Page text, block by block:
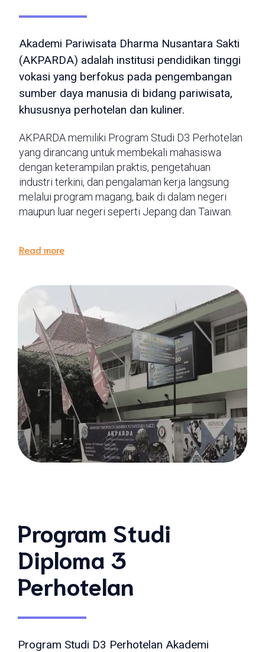
Akademi Pariwisata Dharma Nusantara Sakti
(AKPARDA) adalah institusi pendidikan tinggi
vokasi yang berfokus pada pengembangan
sumber daya manusia di bidang pariwisata,
khususnya perhotelan dan kuliner.
AKPARDA memiliki Program Studi D3 Perhotelan
yang dirancang untuk membekali mahasiswa
dengan keterampilan praktis, pengetahuan
industri terkini, dan pengalaman kerja langsung
melalui program magang, baik di dalam negeri
maupun luar negeri seperti Jepang dan Taiwan.
Read more
Program Studi
Diploma 3
Perhotelan
Program Studi D3 Perhotelan Akademi